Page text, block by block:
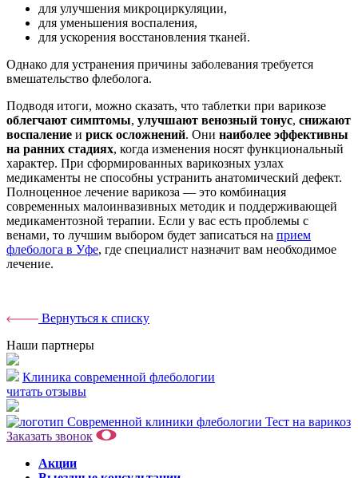
для улучшения микроциркуляции,
для уменьшения воспаления,
для ускорения восстановления тканей.
Однако для устранения причины заболевания требуется
вмешательство флеболога.
Подводя итоги, можно сказать, что таблетки при варикозе
облегчают симптомы, улучшают венозный тонус, снижают
воспаление и риск осложнений. Они наиболее эффективны
на ранних стадиях, когда изменения носят функциональный
характер. При сформированных варикозных узлах
медикаменты не способны устранить анатомический дефект.
Полноценное лечение варикоза — это комбинация
современных малоинвазивных методик и поддерживающей
медикаментозной терапии. Если у вас есть проблемы с
венами, то лучшим выбором будет записаться на прием
флеболога в Уфе, где специалист назначит вам необходимое
лечение.
Вернуться к списку
Наши партнеры
Клиника современной флебологии
читать отзывы
Тест на варикоз
Заказать звонок
Акции